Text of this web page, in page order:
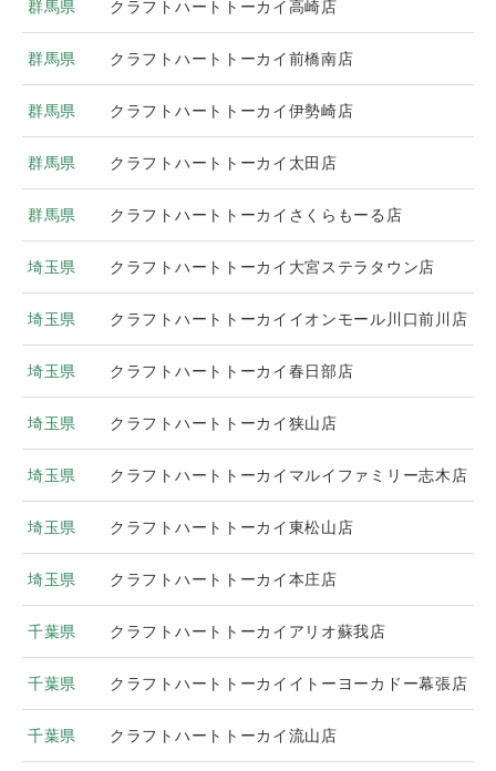
群馬県 クラフトハートトーカイ高崎店
群馬県 クラフトハートトーカイ前橋南店
群馬県 クラフトハートトーカイ伊勢崎店
群馬県 クラフトハートトーカイ太田店
群馬県 クラフトハートトーカイさくらもーる店
埼玉県 クラフトハートトーカイ大宮ステラタウン店
埼玉県 クラフトハートトーカイイオンモール川口前川店
埼玉県 クラフトハートトーカイ春日部店
埼玉県 クラフトハートトーカイ狭山店
埼玉県 クラフトハートトーカイマルイファミリー志木店
埼玉県 クラフトハートトーカイ東松山店
埼玉県 クラフトハートトーカイ本庄店
千葉県 クラフトハートトーカイアリオ蘇我店
千葉県 クラフトハートトーカイイトーヨーカドー幕張店
千葉県 クラフトハートトーカイ流山店